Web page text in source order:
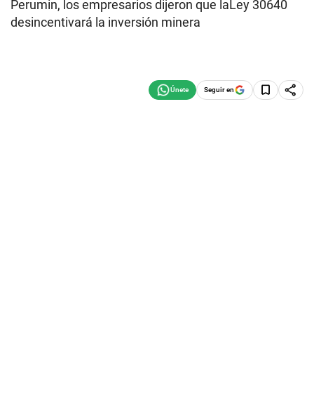
Perumin, los empresarios dijeron que laLey 30640
desincentivará la inversión minera
Seguir en